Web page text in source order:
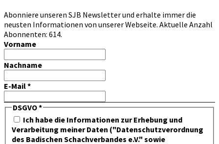
Abonniere unseren SJB Newsletter und erhalte immer die
neusten Informationen von unserer Webseite. Aktuelle Anzahl
Abonnenten: 614.
Vorname
Nachname
E-Mail*
DSGVO*
Ich habe die Informationen zur Erhebung und
Verarbeitung meiner Daten ("Datenschutzverordnung
des Badischen Schachverbandes e.V." sowie